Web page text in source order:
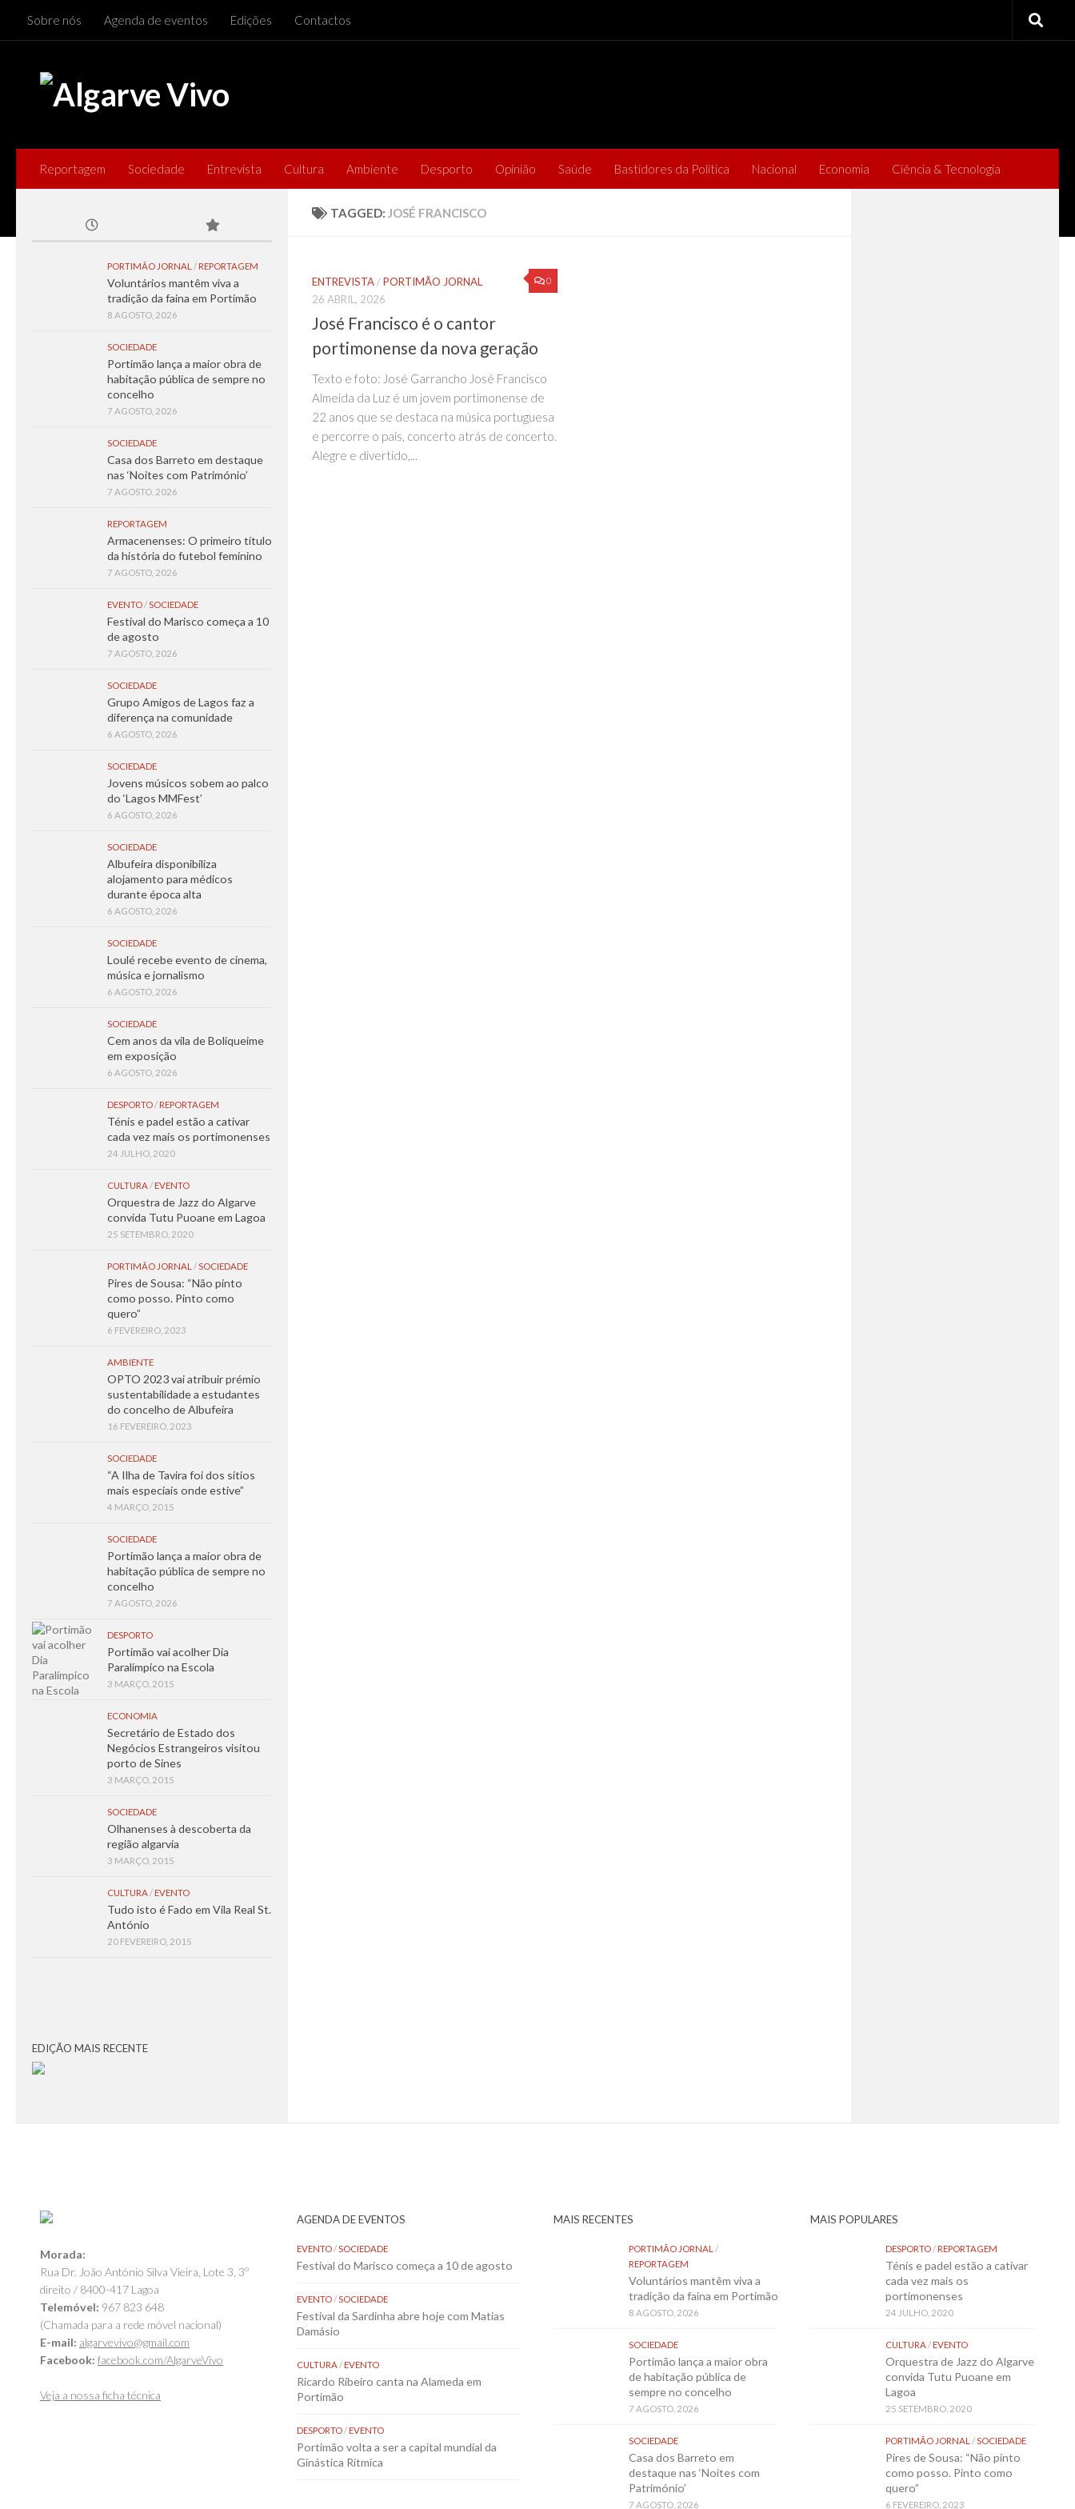
Skip to content
Sobre nós Agenda de eventos Edições Contactos
Reportagem Sociedade Entrevista Cultura Ambiente Desporto Opinião Saúde Bastidores da Política Nacional Economia Ciência & Tecnologia
TAGGED:JOSÉ FRANCISCO
0
ENTREVISTA /PORTIMÃO JORNAL
26 ABRIL, 2026
José Francisco é o cantor
portimonense da nova geração
Texto e foto: José Garrancho José Francisco
Almeida da Luz é um jovem portimonense de
22 anos que se destaca na música portuguesa
e percorre o país, concerto atrás de concerto.
Alegre e divertido,...
PORTIMÃO JORNAL / REPORTAGEM
Voluntários mantêm viva a
tradição da faina em Portimão
8 AGOSTO, 2026
SOCIEDADE
Portimão lança a maior obra de
habitação pública de sempre no
concelho
7 AGOSTO, 2026
SOCIEDADE
Casa dos Barreto em destaque
nas ‘Noites com Património’
7 AGOSTO, 2026
REPORTAGEM
Armacenenses: O primeiro título
da história do futebol feminino
7 AGOSTO, 2026
EVENTO/SOCIEDADE
Festival do Marisco começa a 10
de agosto
7 AGOSTO, 2026
SOCIEDADE
Grupo Amigos de Lagos faz a
diferença na comunidade
6 AGOSTO, 2026
SOCIEDADE
Jovens músicos sobem ao palco
do ‘Lagos MMFest’
6 AGOSTO, 2026
SOCIEDADE
Albufeira disponibiliza
alojamento para médicos
durante época alta
6 AGOSTO, 2026
SOCIEDADE
Loulé recebe evento de cinema,
música e jornalismo
6 AGOSTO, 2026
SOCIEDADE
Cem anos da vila de Boliqueime
em exposição
6 AGOSTO, 2026
DESPORTO/ REPORTAGEM
Ténis e padel estão a cativar
cada vez mais os portimonenses
24 JULHO, 2020
CULTURA/ EVENTO
Orquestra de Jazz do Algarve
convida Tutu Puoane em Lagoa
25 SETEMBRO, 2020
PORTIMÃO JORNAL /SOCIEDADE
Pires de Sousa: “Não pinto
como posso. Pinto como
quero”
6 FEVEREIRO, 2023
AMBIENTE
OPTO 2023 vai atribuir prémio
sustentabilidade a estudantes
do concelho de Albufeira
16 FEVEREIRO, 2023
SOCIEDADE
“A Ilha de Tavira foi dos sítios
mais especiais onde estive”
4 MARÇO, 2015
SOCIEDADE
Portimão lança a maior obra de
habitação pública de sempre no
concelho
7 AGOSTO, 2026
DESPORTO
Portimão vai acolher Dia
Paralímpico na Escola
3 MARÇO, 2015
ECONOMIA
Secretário de Estado dos
Negócios Estrangeiros visitou
porto de Sines
3 MARÇO, 2015
SOCIEDADE
Olhanenses à descoberta da
região algarvia
3 MARÇO, 2015
CULTURA/ EVENTO
Tudo isto é Fado em Vila Real St.
António
20 FEVEREIRO, 2015
EDIÇÃO MAIS RECENTE
Morada:
Rua Dr. João António Silva Vieira, Lote 3, 3º
direito / 8400-417 Lagoa
Telemóvel: 967 823 648
(Chamada para a rede móvel nacional)
E-mail: algarvevivo@gmail.com
Facebook: facebook.com/AlgarveVivo
Veja a nossa ficha técnica
AGENDA DE EVENTOS
EVENTO/SOCIEDADE
Festival do Marisco começa a 10 de agosto
EVENTO/SOCIEDADE
Festival da Sardinha abre hoje com Matias
Damásio
CULTURA/EVENTO
Ricardo Ribeiro canta na Alameda em
Portimão
DESPORTO/EVENTO
Portimão volta a ser a capital mundial da
Ginástica Rítmica
MAIS RECENTES
PORTIMÃO JORNAL /
REPORTAGEM
Voluntários mantêm viva a
tradição da faina em Portimão
8 AGOSTO, 2026
SOCIEDADE
Portimão lança a maior obra
de habitação pública de
sempre no concelho
7 AGOSTO, 2026
SOCIEDADE
Casa dos Barreto em
destaque nas ‘Noites com
Património’
7 AGOSTO, 2026
MAIS POPULARES
DESPORTO/REPORTAGEM
Ténis e padel estão a cativar
cada vez mais os
portimonenses
24 JULHO, 2020
CULTURA/EVENTO
Orquestra de Jazz do Algarve
convida Tutu Puoane em
Lagoa
25 SETEMBRO, 2020
PORTIMÃO JORNAL /SOCIEDADE
Pires de Sousa: “Não pinto
como posso. Pinto como
quero”
6 FEVEREIRO, 2023